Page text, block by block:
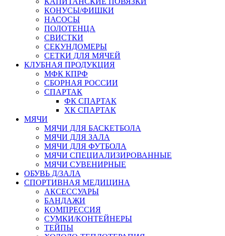
КОНУСЫ/ФИШКИ
НАСОСЫ
ПОЛОТЕНЦА
СВИСТКИ
СЕКУНДОМЕРЫ
СЕТКИ ДЛЯ МЯЧЕЙ
КЛУБНАЯ ПРОДУКЦИЯ
МФК КПРФ
СБОРНАЯ РОССИИ
СПАРТАК
ФК СПАРТАК
ХК СПАРТАК
МЯЧИ
МЯЧИ ДЛЯ БАСКЕТБОЛА
МЯЧИ ДЛЯ ЗАЛА
МЯЧИ ДЛЯ ФУТБОЛА
МЯЧИ СПЕЦИАЛИЗИРОВАННЫЕ
МЯЧИ СУВЕНИРНЫЕ
ОБУВЬ Д/ЗАЛА
СПОРТИВНАЯ МЕДИЦИНА
АКСЕССУАРЫ
БАНДАЖИ
КОМПРЕССИЯ
СУМКИ/КОНТЕЙНЕРЫ
ТЕЙПЫ